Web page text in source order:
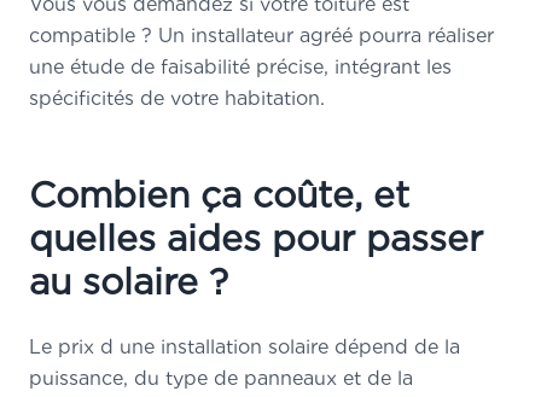
compatible ? Un installateur agréé pourra réaliser
une étude de faisabilité précise, intégrant les
spécificités de votre habitation.
Combien ça coûte, et
quelles aides pour passer
au solaire ?
Le prix d une installation solaire dépend de la
puissance, du type de panneaux et de la